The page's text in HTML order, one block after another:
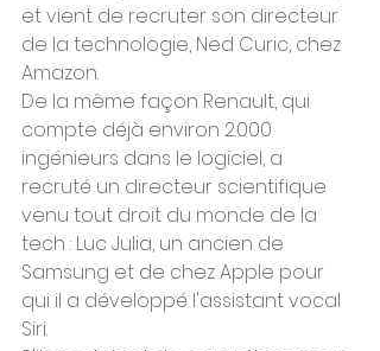
et vient de recruter son directeur
de la technologie, Ned Curic, chez
Amazon.
De la même façon Renault, qui
compte déjà environ 2.000
ingénieurs dans le logiciel, a
recruté un directeur scientifique
venu tout droit du monde de la
tech : Luc Julia, un ancien de
Samsung et de chez Apple pour
qui il a développé l'assistant vocal
Siri.